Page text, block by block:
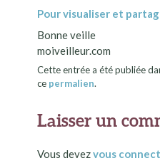
Pour visualiser et
Bonne veille
moiveilleur.com
Cette entrée a été publiée
ce permalien.
Laisser un
Vous devezvous